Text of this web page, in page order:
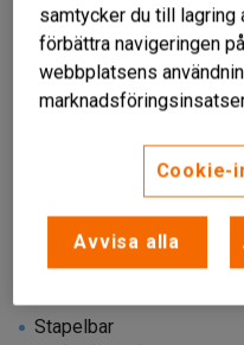
Stapelbar
samtycker du till lagring
förbättra navigeringen
webbplatsens
Cookie-
Avvisa alla